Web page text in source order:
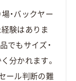
・バックヤー
経験はありま
でもサイズ・
分かれます。
ール判断の難